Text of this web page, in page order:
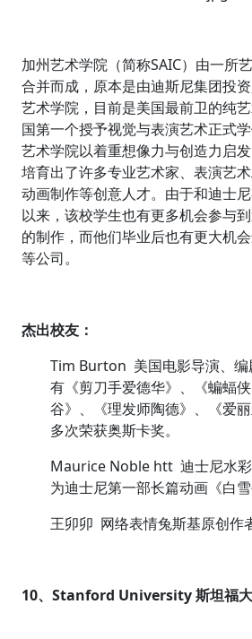
加州艺术学院（简称SAIC）由一所
合并而成，原本是由迪斯尼集团投
艺术学院，目前是美国最前卫的纯
国第一个授予视觉与表演艺术正式
艺术学院以着重想像力与创造力启
培育出了许多专业艺术家、表演艺术
动画制作等创意人才。由于和迪士
以来，该校学生也有更多机会参与
的制作，而他们毕业后也有更大机
等公司。
杰出校友：
Tim Burton 美国电影导演、编
有《剪刀手爱德华》、《蝙蝠
谷》、《理发师陶德》、《爱
多次荣获奥斯卡奖。
Maurice Noble htt 迪士尼水
为迪士尼第一部长篇动画《白雪
王卯卯 网络表情兔斯基原创作
10、Stanford University 斯坦福